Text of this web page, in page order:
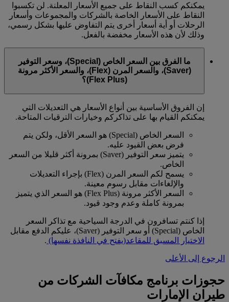
يمكنكم كسب النقاط على جميع الأسعار المعلنة. لن تكسبوا
النقاط على الأسعار الخاصة بالشركات والمجموعات وأسعار
الرحلات أو أية أسعار أخرى يتم التفاوض عليها بشكل رسمي،
وذلك لأن هذه الأسعار مخفضة بالفعل.
ما الفرق بين السعر الخاص (Special)، وسعر التوفير
(Saver)، والسعر المرن (Flex)، والسعر الأكثر مرونة
(Flex Plus)؟
إن الفروق الأساسية بين أنواع الأسعار هي التعديلات التي
يمكنكم القيام بها على تذاكركم وخيارات الترقيات المتاحة.
السعر الخاص (Special) هو السعر الأقل، ولكن يتم
فرض بعض القيود عليه.
يتميز سعر التوفير (Saver) بمرونة أكثر قليلا من السعر
الخاص.
يسمح لكم السعر المرن (Flex) بإجراء التعديلات
والإلغاءات مقابل رسوم معينة.
السعر الأكثر مرونة (Flex Plus) هو السعر الذي يتميز
بمرونة كاملة وعدم وجود قيود.
إذا كنتم تسافرون في الدرجة السياحية مع تذاكر السعر
الخاص (Special) أو سعر التوفير (Saver)، عليكم الدفع مقابل
الاختيار المسبق للمقاعد(يفتح في النافذة نفسها) .
الرجوع إلى الأعلى
حجوزات برنامج مكافآت الشركات من
طيران الإمارات